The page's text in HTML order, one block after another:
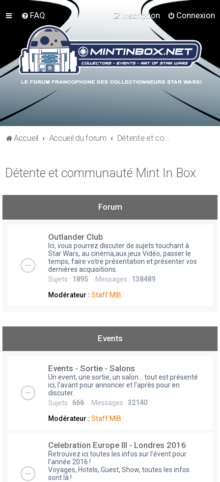
FAQ Connexion
Inscription
Accueil Accueil du forum Détente et communauté Mint In Box
Détente et communauté Mint In Box
Forum
Outlander Club
Ici, vous pourrez discuter de sujets touchant à
Star Wars, au cinéma,aux jeux Vidéo, passer le
temps, faire votre présentation et présenter vos
dernières acquisitions.
Sujets : 1895 Messages : 138489
Modérateur : Staff MIB
Events
Events - Sortie - Salons
Un event, une sortie, un salon... tout est présenté
ici, l'avant pour annoncer et l'après pour en
discuter.
Sujets : 666 Messages : 32140
Modérateur : Staff MIB
Celebration Europe III - Londres 2016
Retrouvez ici toutes les infos sur l’évent pour
l'année 2016 !
Voyages, Hotels, Guest, Show, toutes les infos
sont là !